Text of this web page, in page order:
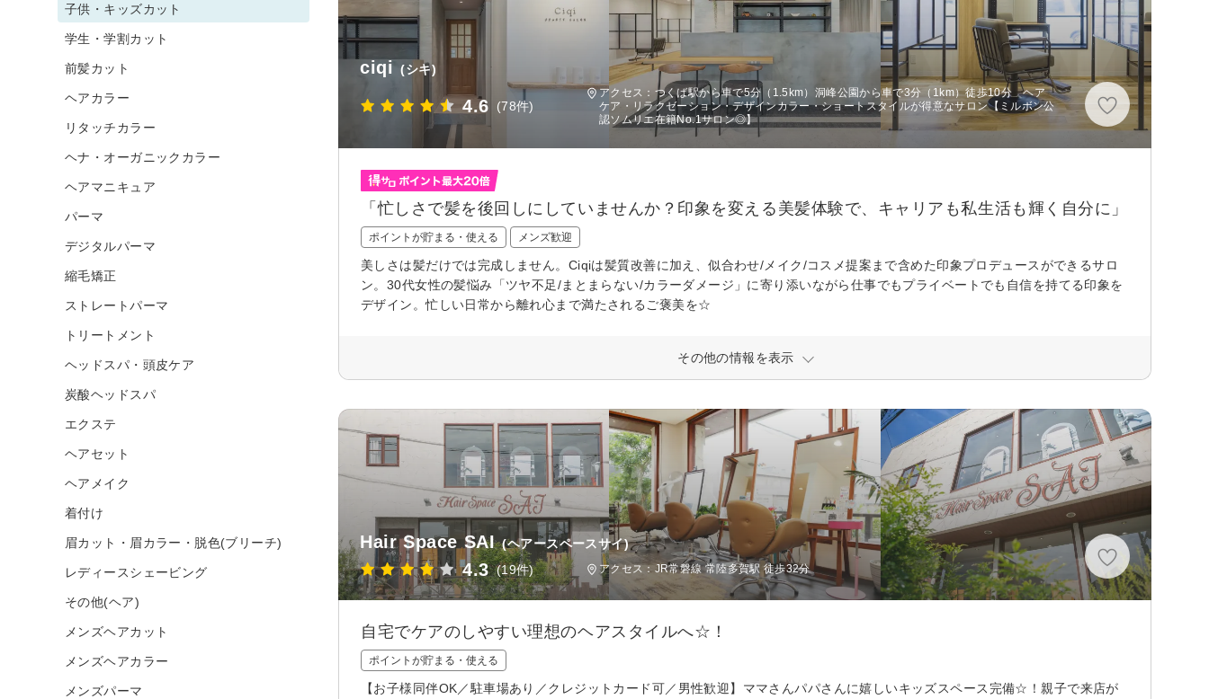
ciqi (シキ)
4.6 (78件)
アクセス：つくば駅から車で5分（1.5km）洞峰公園から車で3分（1km）徒歩10分 ヘア
ケア・リラクゼーション・デザインカラー・ショートスタイルが得意なサロン【ミルボン公
認ソムリエ在籍No.1サロン◎】
「忙しさで髪を後回しにしていませんか？印象を変える美髪体験で、キャリアも私生活も輝く自分に」
ポイントが貯まる・使える メンズ歓迎
美しさは髪だけでは完成しません。Ciqiは髪質改善に加え、似合わせ/メイク/コスメ提案まで含めた印象プロデュースができるサロ
ン。30代女性の髪悩み「ツヤ不足/まとまらない/カラーダメージ」に寄り添いながら仕事でもプライベートでも自信を持てる印象を
デザイン。忙しい日常から離れ心まで満たされるご褒美を☆
その他の情報を表示
Hair Space SAI (ヘアースペースサイ)
4.3 (19件) アクセス：JR常磐線 常陸多賀駅 徒歩32分
自宅でケアのしやすい理想のヘアスタイルへ☆！
ポイントが貯まる・使える
【お子様同伴OK／駐車場あり／クレジットカード可／男性歓迎】ママさんパパさんに嬉しいキッズスペース完備☆！親子で来店が
子供・キッズカット
学生・学割カット
前髪カット
ヘアカラー
リタッチカラー
ヘナ・オーガニックカラー
ヘアマニキュア
パーマ
デジタルパーマ
縮毛矯正
ストレートパーマ
トリートメント
ヘッドスパ・頭皮ケア
炭酸ヘッドスパ
エクステ
ヘアセット
ヘアメイク
着付け
眉カット・眉カラー・脱色(ブリーチ)
レディースシェービング
その他(ヘア)
メンズヘアカット
メンズヘアカラー
メンズパーマ